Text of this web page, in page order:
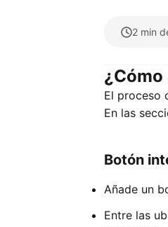
2 min
El proceso
En las
Botón
Añade un
Entre las